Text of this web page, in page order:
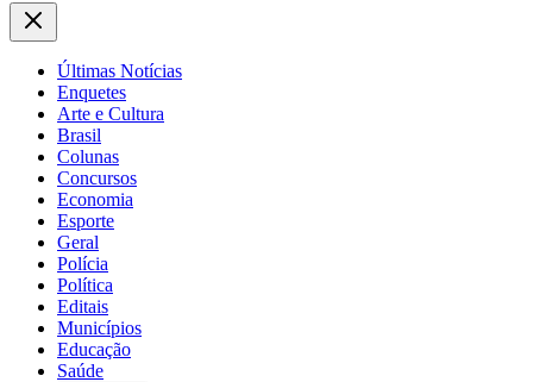
Últimas Notícias
Enquetes
Arte e Cultura
Brasil
Colunas
Concursos
Economia
Esporte
Geral
Polícia
Política
Editais
Municípios
Educação
Saúde